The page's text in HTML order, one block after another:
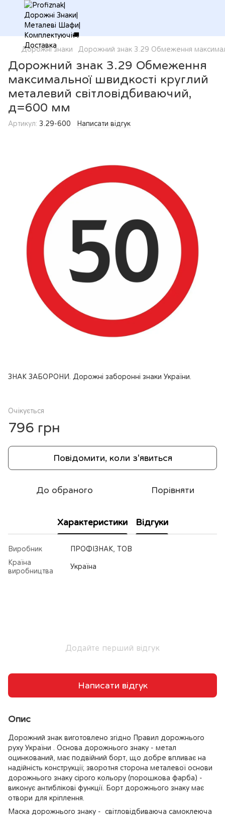
Дорожні знаки Дорожний знак 3.29 Обмеження
Дорожний знак 3.29 Обмеження
максимальної швидкості круглий
металевий світловідбиваючий,
д=600 мм
Артикул: 3.29-600 Написати відгук
ЗНАК ЗАБОРОНИ. Дорожні заборонні знаки України.
Очікується
796 грн
Повідомити, коли з'явиться
До обраного Порівняти
Характеристики Відгуки
Виробник
ПРОФІЗНАК, ТОВ
Країна
виробництва
Україна
Додайте перший відгук
Написати відгук
Опис
Дорожний знак виготовлено згідно Правил дорожнього
руху України . Основа дорожнього знаку - метал
оцинкований, має подвійний борт, що добре впливає на
надійність конструкції; зворотня сторона металевої основи
дорожнього знаку сірого кольору (порошкова фарба) -
виконує антиблікові функції. Борт дорожнього знаку має
отвори для кріплення.
Маска дорожнього знаку - світловідбиваюча самоклеюча